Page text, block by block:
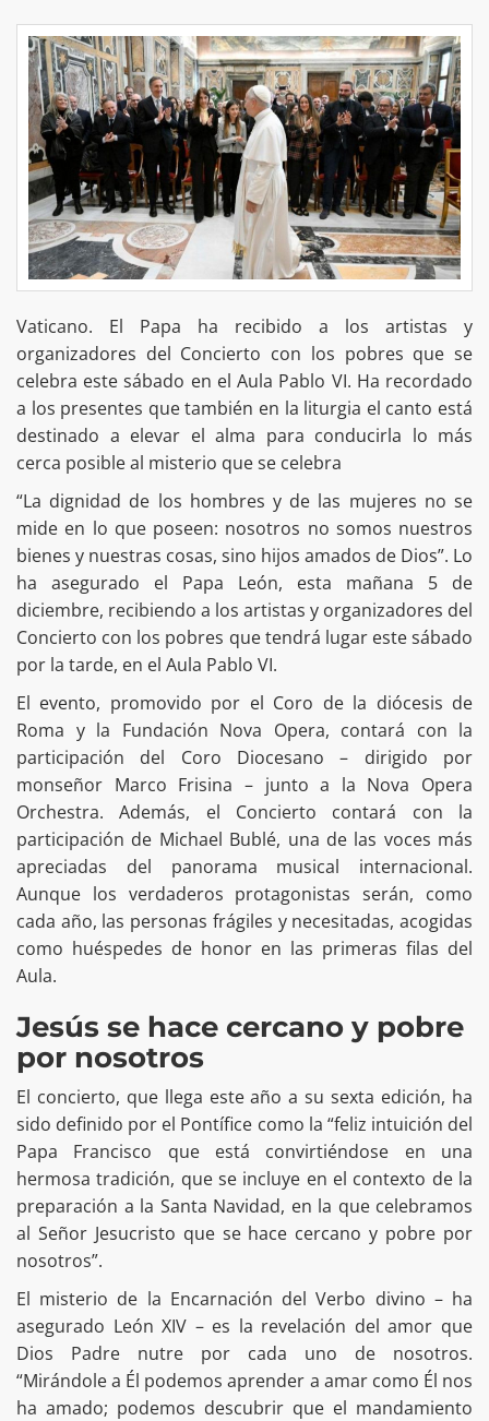
Vaticano. El Papa ha recibido a los artistas y
organizadores del Concierto con los pobres que se
celebra este sábado en el Aula Pablo VI. Ha recordado
a los presentes que también en la liturgia el canto está
destinado a elevar el alma para conducirla lo más
cerca posible al misterio que se celebra
“La dignidad de los hombres y de las mujeres no se
mide en lo que poseen: nosotros no somos nuestros
bienes y nuestras cosas, sino hijos amados de Dios”. Lo
ha asegurado el Papa León, esta mañana 5 de
diciembre, recibiendo a los artistas y organizadores del
Concierto con los pobres que tendrá lugar este sábado
por la tarde, en el Aula Pablo VI.
El evento, promovido por el Coro de la diócesis de
Roma y la Fundación Nova Opera, contará con la
participación del Coro Diocesano – dirigido por
monseñor Marco Frisina – junto a la Nova Opera
Orchestra. Además, el Concierto contará con la
participación de Michael Bublé, una de las voces más
apreciadas del panorama musical internacional.
Aunque los verdaderos protagonistas serán, como
cada año, las personas frágiles y necesitadas, acogidas
como huéspedes de honor en las primeras filas del
Aula.
Jesús se hace cercano y pobre
por nosotros
El concierto, que llega este año a su sexta edición, ha
sido definido por el Pontífice como la “feliz intuición del
Papa Francisco que está convirtiéndose en una
hermosa tradición, que se incluye en el contexto de la
preparación a la Santa Navidad, en la que celebramos
al Señor Jesucristo que se hace cercano y pobre por
nosotros”.
El misterio de la Encarnación del Verbo divino – ha
asegurado León XIV – es la revelación del amor que
Dios Padre nutre por cada uno de nosotros.
“Mirándole a Él podemos aprender a amar como Él nos
ha amado; podemos descubrir que el mandamiento